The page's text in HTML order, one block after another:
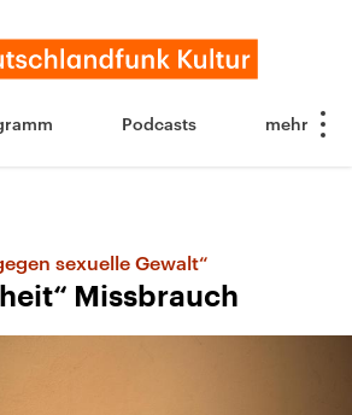
Podcasts
sexuelle Gewalt“
Missbrauch